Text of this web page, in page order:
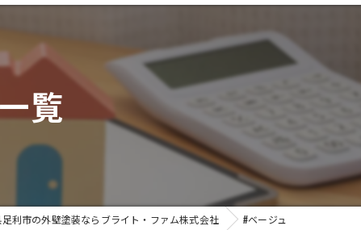
装
装 覧
利市の外壁塗装ならブライト・ファム株式会社 #ベージュ